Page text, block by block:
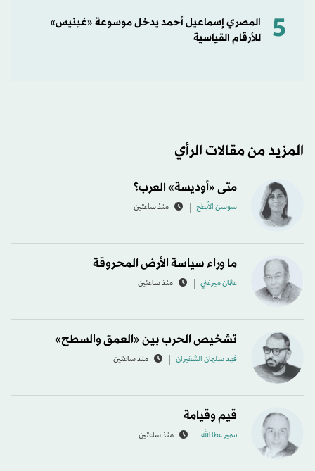
5
المصري إسماعيل أحمد يدخل موسوعة «غينيس»
للأرقام القياسية
المزيد من مقالات الرأي
متى «أوديسة» العرب؟
سوسن الأبطح منذ ساعتين
ما وراء سياسة الأرض المحروقة
عثمان ميرغني منذ ساعتين
تشخيص الحرب بين «العمق والسطح»
فهد سليمان الشقيران منذ ساعتين
قيم وقيامة
سمير عطا الله منذ ساعتين